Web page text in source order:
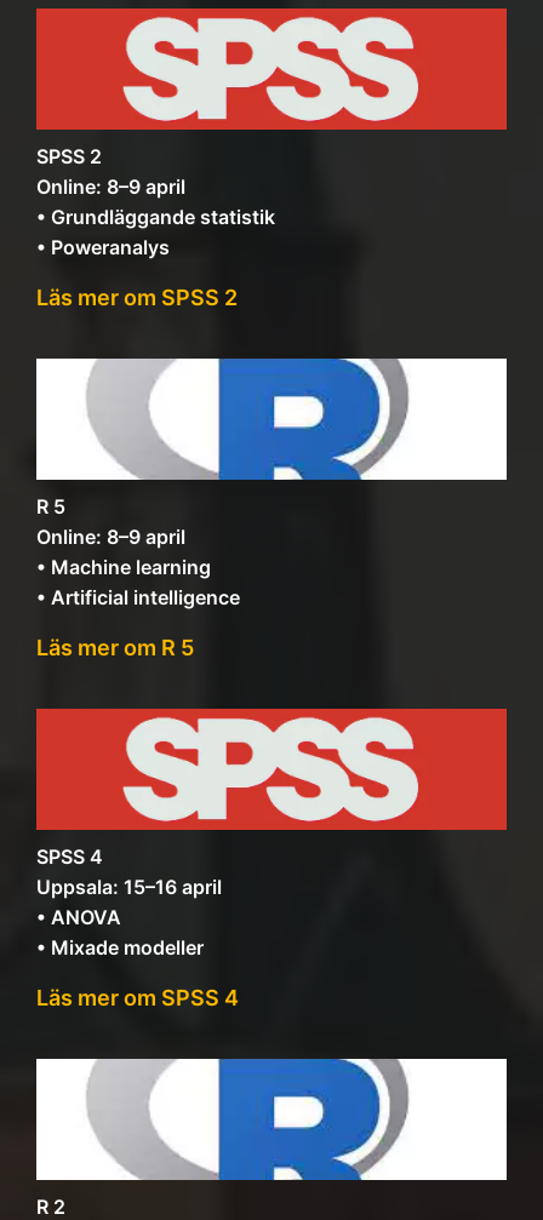
SPSS 2
Online: 8–9 april
• Grundläggande statistik
• Poweranalys
Läs mer om SPSS 2
R 5
Online: 8–9 april
• Machine learning
• Artificial intelligence
Läs mer om R 5
SPSS 4
Uppsala: 15–16 april
• ANOVA
• Mixade modeller
Läs mer om SPSS 4
R 2